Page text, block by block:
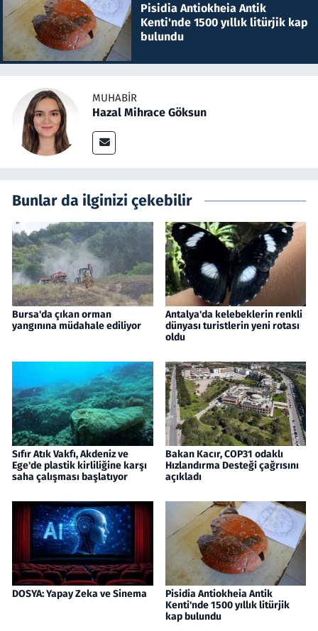
Pisidia Antiokheia Antik
Kenti'nde 1500 yıllık litürjik kap
bulundu
MUHABIR
Hazal Mihrace Göksun
Bunlar da ilginizi çekebilir
Bursa'da çıkan orman
yangınına müdahale ediliyor
Antalya'da kelebeklerin renkli
dünyası turistlerin yeni rotası
oldu
Sıfır Atık Vakfı, Akdeniz ve
Ege'de plastik kirliliğine karşı
saha çalışması başlatıyor
Bakan Kacır, COP31 odaklı
Hızlandırma Desteği çağrısını
açıkladı
DOSYA: Yapay Zeka ve Sinema
Pisidia Antiokheia Antik
Kenti'nde 1500 yıllık litürjik
kap bulundu